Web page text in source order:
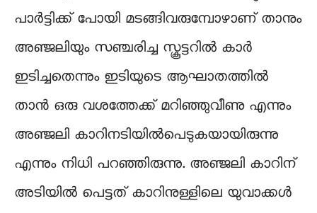
പാർട്ടിക്ക് പോയി മടങ്ങിവരുമ്പോഴാണ് താനും
അഞ്ജലിയും സഞ്ചരിച്ച സ്കൂട്ടറിൽ കാർ
ഇടിച്ചതെന്നും ഇടിയുടെ ആഘാതത്തിൽ
താൻ ഒരു വശത്തേക്ക് മറിഞ്ഞുവീണു എന്നും
അഞ്ജലി കാറിനടിയിൽപെടുകയായിരുന്നു
എന്നും നിധി പറഞ്ഞിരുന്നു. അഞ്ജലി കാറിന്
അടിയിൽ പെട്ടത് കാറിനുള്ളിലെ യുവാക്കൾ